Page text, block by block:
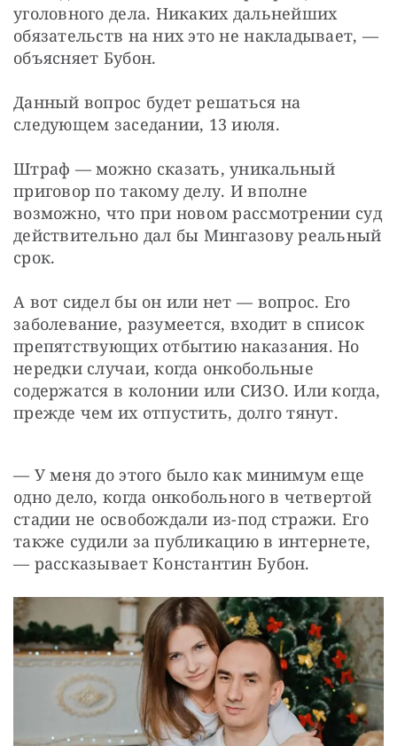
уголовного дела. Никаких дальнейших
обязательств на них это не накладывает, —
объясняет Бубон.
Данный вопрос будет решаться на
следующем заседании, 13 июля.
Штраф — можно сказать, уникальный
приговор по такому делу. И вполне
возможно, что при новом рассмотрении суд
действительно дал бы Мингазову реальный
срок.
А вот сидел бы он или нет — вопрос. Его
заболевание, разумеется, входит в список
препятствующих отбытию наказания. Но
нередки случаи, когда онкобольные
содержатся в колонии или СИЗО. Или когда,
прежде чем их отпустить, долго тянут.
— У меня до этого было как минимум еще
одно дело, когда онкобольного в четвертой
стадии не освобождали из-под стражи. Его
также судили за публикацию в интернете,
— рассказывает Константин Бубон.